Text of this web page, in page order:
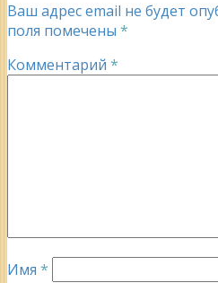
Ваш адрес email не будет
поля помечены *
Комментарий *
Имя *